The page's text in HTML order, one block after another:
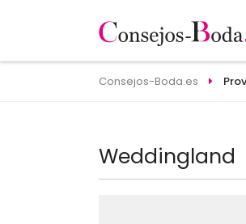
Consejos-Boda.es
Weddingland